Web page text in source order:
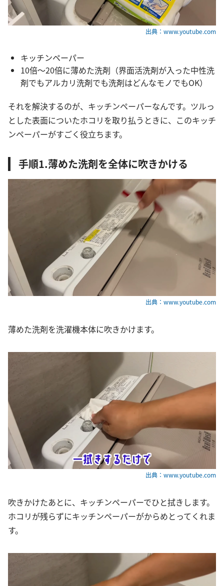
出典：www.youtube.com
キッチンペーパー
10倍～20倍に薄めた洗剤（界面活洗剤が入った中性洗
剤でもアルカリ洗剤でも洗剤はどんなモノでもOK）
それを解決するのが、キッチンペーパーなんです。ツルっ
とした表面についたホコリを取り払うときに、このキッチ
ンペーパーがすごく役立ちます。
手順1.薄めた洗剤を全体に吹きかける
出典：www.youtube.com
薄めた洗剤を洗濯機本体に吹きかけます。
出典：www.youtube.com
吹きかけたあとに、キッチンペーパーでひと拭きします。
ホコリが残らずにキッチンペーパーがからめとってくれま
す。